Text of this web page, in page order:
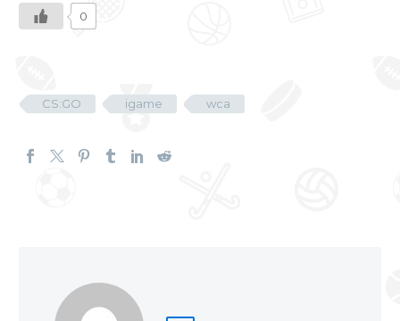
0
CS:GO igame wca